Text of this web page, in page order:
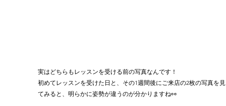
実はどちらもレッスンを受ける前の写真なんです！
初めてレッスンを受けた日と、その1週間後にご来店の2枚の写真を
てみると、明らかに姿勢が違うのが分かりますね👀